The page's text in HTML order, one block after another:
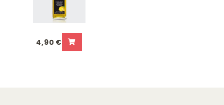
4,90 €